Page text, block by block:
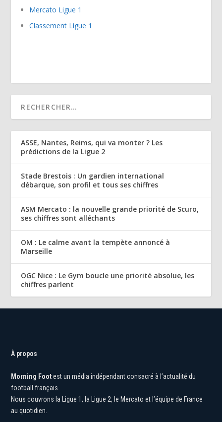
Mercato Ligue 1
Classement Ligue 1
ASSE, Nantes, Reims, qui va monter ? Les
prédictions de la Ligue 2
Stade Brestois : Un gardien international
débarque, son profil et tous ses chiffres
ASM Mercato : la nouvelle grande priorité de Scuro,
ses chiffres sont alléchants
OM : Le calme avant la tempète annoncé à
Marseille
OGC Nice : Le Gym boucle une priorité absolue, les
chiffres parlent
À propos
Morning Footest un média indépendant consacré à l’actualité du
football français.
Nous couvrons la Ligue 1, la Ligue 2, le Mercato et l’équipe de France
au quotidien.